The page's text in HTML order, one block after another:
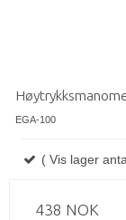
EGA-100
( Vis lager
438 NOK